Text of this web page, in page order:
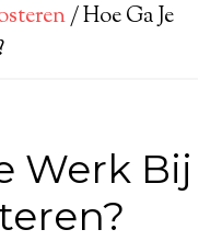
/Hoe Ga Je
Werk Bij